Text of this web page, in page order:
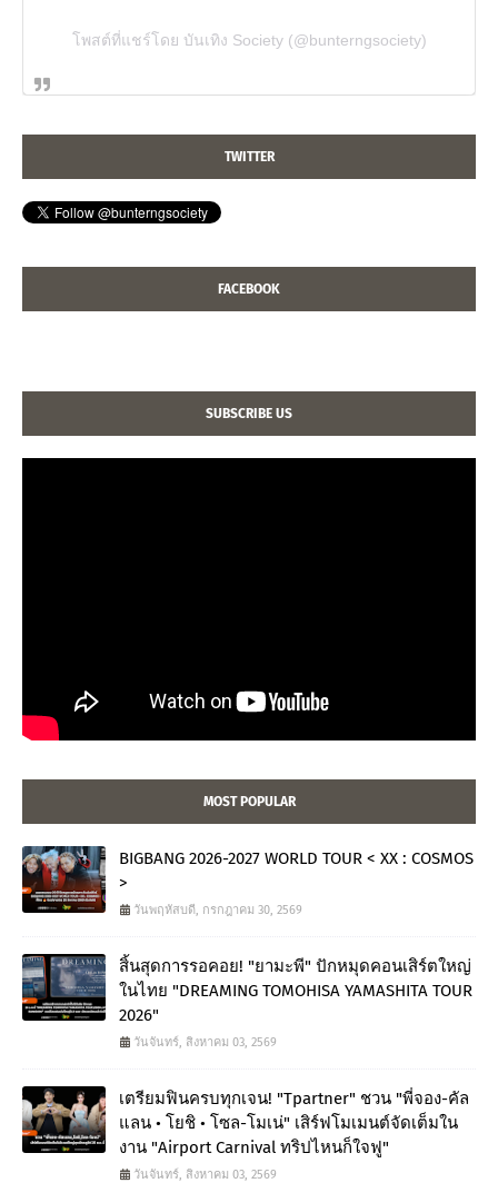
โพสต์ที่แชร์โดย บันเทิง Society (@bunterngsociety)
TWITTER
FACEBOOK
SUBSCRIBE US
MOST POPULAR
BIGBANG 2026-2027 WORLD TOUR < XX : COSMOS
>
วันพฤหัสบดี, กรกฎาคม 30, 2569
สิ้นสุดการรอคอย! "ยามะพี" ปักหมุดคอนเสิร์ตใหญ่
ในไทย "DREAMING TOMOHISA YAMASHITA TOUR
2026"
วันจันทร์, สิงหาคม 03, 2569
เตรียมฟินครบทุกเจน! "Tpartner" ชวน "พี่จอง-คัล
แลน • โยชิ • โซล-โมเน่" เสิร์ฟโมเมนต์จัดเต็มใน
งาน "Airport Carnival ทริปไหนก็ใจฟู"
วันจันทร์, สิงหาคม 03, 2569